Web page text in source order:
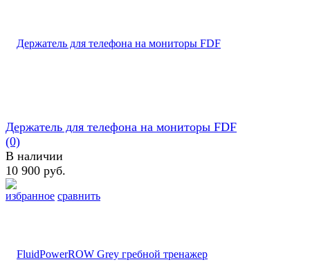
избранное сравнить
Держатель для телефона на мониторы FDF
(0)
В наличии
10 900 руб.